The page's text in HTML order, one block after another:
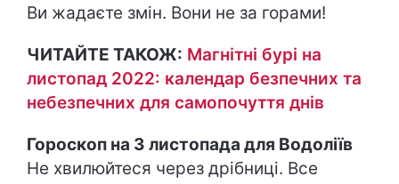
Ви жадаєте змін. Вони не за горами!
ЧИТАЙТЕ ТАКОЖ: Магнітні бурі на
листопад 2022: календар безпечних та
небезпечних для самопочуття днів
Гороскоп на 3 листопада для Водоліїв
Не хвилюйтеся через дрібниці. Все